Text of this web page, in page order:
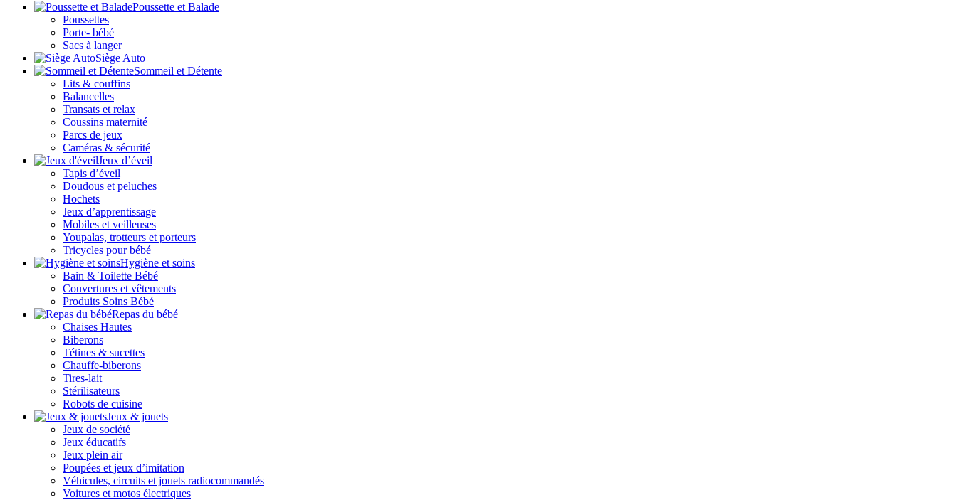
Poussette et Balade
Poussettes
Porte- bébé
Sacs à langer
Siège Auto
Sommeil et Détente
Lits & couffins
Balancelles
Transats et relax
Coussins maternité
Parcs de jeux
Caméras & sécurité
Jeux d’éveil
Tapis d’éveil
Doudous et peluches
Hochets
Jeux d’apprentissage
Mobiles et veilleuses
Youpalas, trotteurs et porteurs
Tricycles pour bébé
Hygiène et soins
Bain & Toilette Bébé
Couvertures et vêtements
Produits Soins Bébé
Repas du bébé
Chaises Hautes
Biberons
Tétines & sucettes
Chauffe-biberons
Tires-lait
Stérilisateurs
Robots de cuisine
Jeux & jouets
Jeux de société
Jeux éducatifs
Jeux plein air
Poupées et jeux d’imitation
Véhicules, circuits et jouets radiocommandés
Voitures et motos électriques